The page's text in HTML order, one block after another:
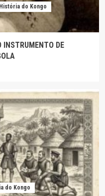
História do Kongo
DE
do Kongo